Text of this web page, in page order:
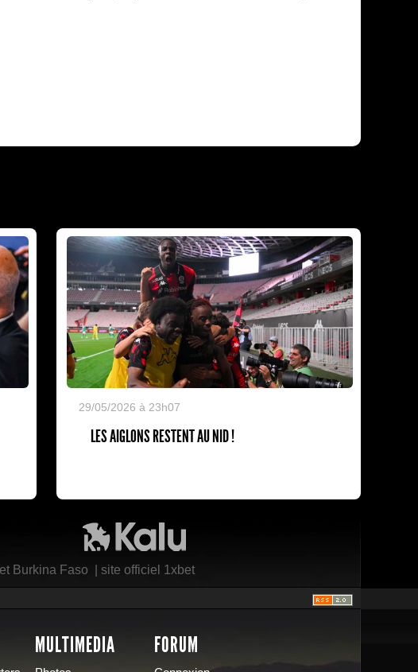
29/05/2026 à 23h07
LES AIGLONS RESTENT AU NID !
Burkina Faso site officiel 1xbet
MULTIMEDIA FORUM